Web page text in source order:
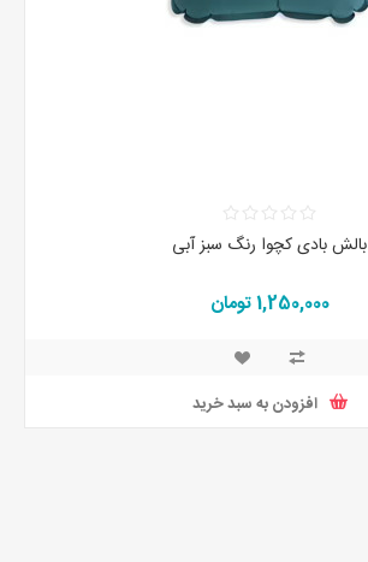
بالش بادی کچوا رنگ سبز آبی
1,250,000 تومان
افزودن به سبد خرید